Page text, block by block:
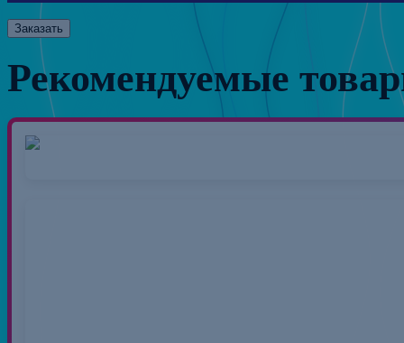
Заказать
Рекомендуемые